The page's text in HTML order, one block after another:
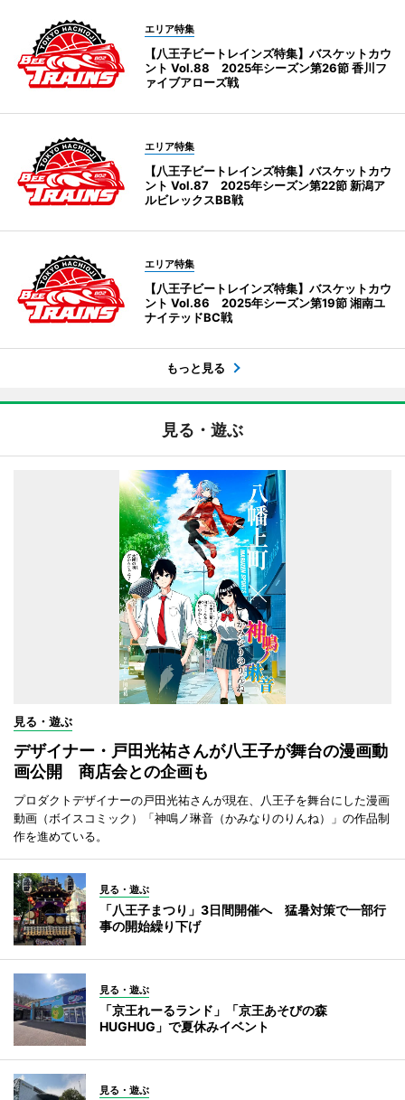
エリア特集
【八王子ビートレインズ特集】バスケットカウ
ント Vol.88 2025年シーズン第26節 香川フ
ァイブアローズ戦
エリア特集
【八王子ビートレインズ特集】バスケットカウ
ント Vol.87 2025年シーズン第22節 新潟ア
ルビレックスBB戦
エリア特集
【八王子ビートレインズ特集】バスケットカウ
ント Vol.86 2025年シーズン第19節 湘南ユ
ナイテッドBC戦
もっと見る
見る・遊ぶ
見る・遊ぶ
デザイナー・戸田光祐さんが八王子が舞台の漫画動
画公開 商店会との企画も
プロダクトデザイナーの戸田光祐さんが現在、八王子を舞台にした漫画
動画（ボイスコミック）「神鳴ノ琳音（かみなりのりんね）」の作品制
作を進めている。
見る・遊ぶ
「八王子まつり」3日間開催へ 猛暑対策で一部行
事の開始繰り下げ
見る・遊ぶ
「京王れーるランド」「京王あそびの森
HUGHUG」で夏休みイベント
見る・遊ぶ